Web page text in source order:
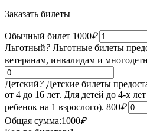
Заказать билеты
Обычный билет 1000₽
Льготный? Льготные билеты
ветеранам, инвалидам и
Детский? Детские билеты
от 4 до 16 лет. Для детей до 4-х лет
ребенок на 1 взрослого). 800₽
Общая сумма:1000₽